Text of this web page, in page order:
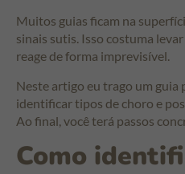
Muitos guias ficam na
sinais sutis. Isso costuma
reage de forma imprevisível.
Neste artigo eu trago um guia
identificar tipos de choro e
Ao final, você terá passos
Como